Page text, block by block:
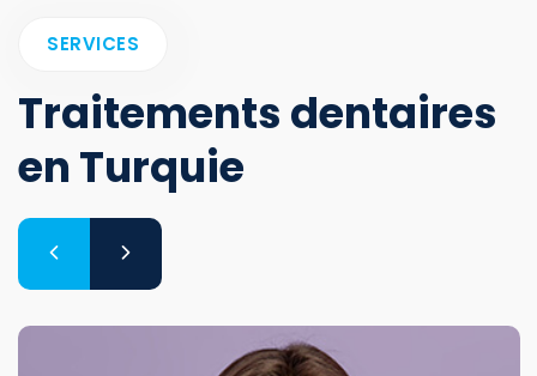
SERVICES
Traitements dentaires
en Turquie